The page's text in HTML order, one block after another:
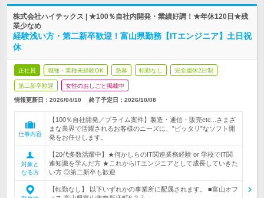
株式会社ハイテックス | ★100％自社内開発・業績好調！★年休120日★残
業少なめ
経験浅い方・第二新卒歓迎！富山県勤務【ITエンジニア】土日祝
休
正社員 職種・業種未経験OK 急募 転勤なし 完全週休2日制
第二新卒歓迎 女性のおしごと掲載中
情報更新日：2026/04/10 終了予定日： 2026/10/08
仕事内容
【100％自社開発／プライム案件】製造・通信・販売etc...さまざ
まな業界で活躍されるお客様のニーズに、”ピッタリ”なソフト開
発をお任せします。
対象と
なる方
【20代多数活躍中】★何かしらのIT関連業務経験 or 学校でIT関
連知識を学んだ方 ★これからITエンジニアとして成長していきた
い方 ◎第二新卒も歓迎
【転勤なし】 以下いずれかの事業所に配属されます。 ■富山オフ